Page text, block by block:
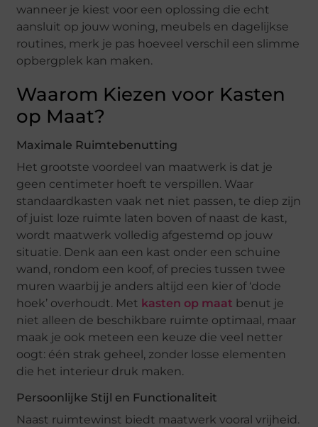
wanneer je kiest voor een oplossing die echt
aansluit op jouw woning, meubels en dagelijkse
routines, merk je pas hoeveel verschil een slimme
opbergplek kan maken.
Waarom Kiezen voor Kasten
op Maat?
Maximale Ruimtebenutting
Het grootste voordeel van maatwerk is dat je
geen centimeter hoeft te verspillen. Waar
standaardkasten vaak net niet passen, te diep zijn
of juist loze ruimte laten boven of naast de kast,
wordt maatwerk volledig afgestemd op jouw
situatie. Denk aan een kast onder een schuine
wand, rondom een koof, of precies tussen twee
muren waarbij je anders altijd een kier of ‘dode
hoek’ overhoudt. Met kasten op maat benut je
niet alleen de beschikbare ruimte optimaal, maar
maak je ook meteen een keuze die veel netter
oogt: één strak geheel, zonder losse elementen
die het interieur druk maken.
Persoonlijke Stijl en Functionaliteit
Naast ruimtewinst biedt maatwerk vooral vrijheid.